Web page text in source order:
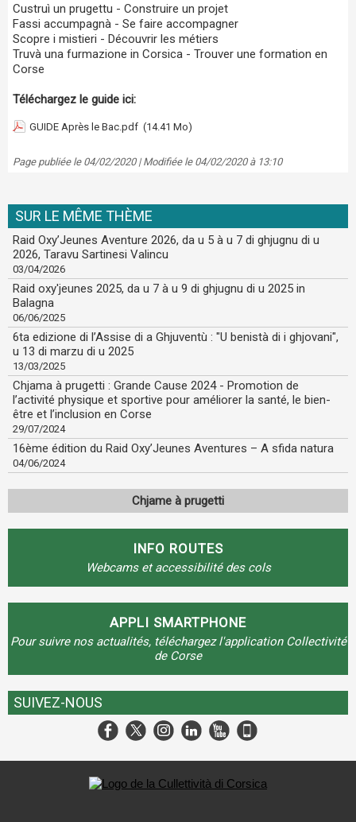
Custruì un prugettu - Construire un projet
Fassi accumpagnà - Se faire accompagner
Scopre i mistieri - Découvrir les métiers
Truvà una furmazione in Corsica - Trouver une formation en
Corse
Téléchargez le guide ici:
GUIDE Après le Bac.pdf (14.41 Mo)
Page publiée le 04/02/2020 | Modifiée le 04/02/2020 à 13:10
SUR LE MÊME THÈME
Raid Oxy’Jeunes Aventure 2026, da u 5 à u 7 di ghjugnu di u
2026, Taravu Sartinesi Valincu
03/04/2026
Raid oxy'jeunes 2025, da u 7 à u 9 di ghjugnu di u 2025 in
Balagna
06/06/2025
6ta edizione di l’Assise di a Ghjuventù : "U benistà di i ghjovani",
u 13 di marzu di u 2025
13/03/2025
Chjama à prugetti : Grande Cause 2024 - Promotion de
l’activité physique et sportive pour améliorer la santé, le bien-
être et l’inclusion en Corse
29/07/2024
16ème édition du Raid Oxy’Jeunes Aventures – A sfida natura
04/06/2024
Chjame à prugetti
INFO ROUTES
Webcams et accessibilité des cols
APPLI SMARTPHONE
Pour suivre nos actualités, téléchargez l'application Collectivité
de Corse
SUIVEZ-NOUS